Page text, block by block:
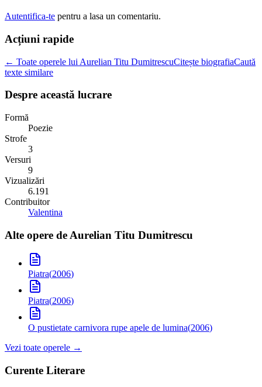
Autentifica-te pentru a lasa un comentariu.
Acțiuni rapide
← Toate operele lui Aurelian Titu DumitrescuCitește biografiaCaută
texte similare
Despre această lucrare
Formă
Poezie
Strofe
3
Versuri
9
Vizualizări
6.191
Contribuitor
Valentina
Alte opere de Aurelian Titu Dumitrescu
Piatra(2006)
Piatra(2006)
O pustietate carnivora rupe apele de lumina(2006)
Vezi toate operele →
Curente Literare